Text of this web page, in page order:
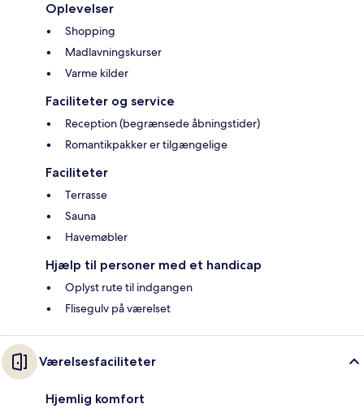
Oplevelser
Shopping
Madlavningskurser
Varme kilder
Faciliteter og service
Reception (begrænsede åbningstider)
Romantikpakker er tilgængelige
Faciliteter
Terrasse
Sauna
Havemøbler
Hjælp til personer med et handicap
Oplyst rute til indgangen
Flisegulv på værelset
Værelsesfaciliteter
Hjemlig komfort